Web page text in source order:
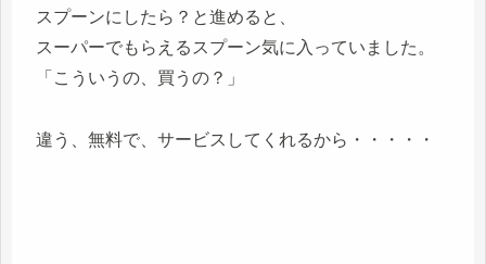
スプーンにしたら？と進めると、
スーパーでもらえるスプーン気に入っていました。
「こういうの、買うの？」
違う、無料で、サービスしてくれるから・・・・・